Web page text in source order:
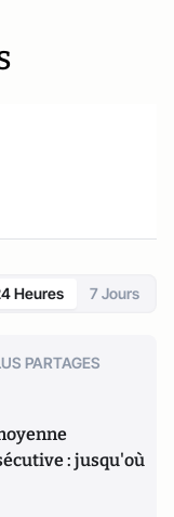
Heures 7 Jours
PARTAGES
: jusqu'où